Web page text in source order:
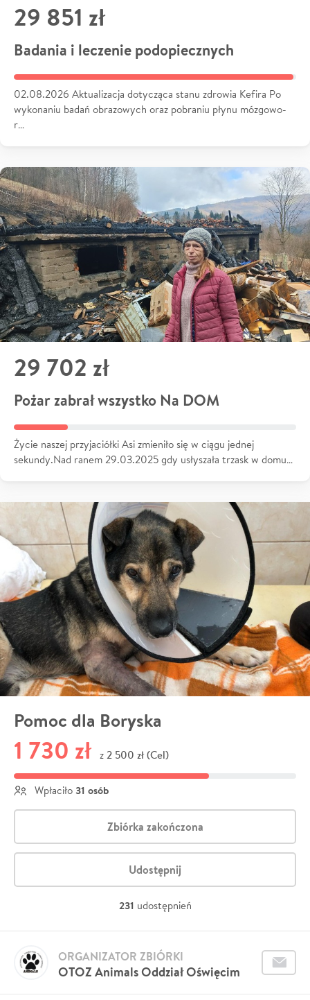
29 851 zł
Badania i leczenie podopiecznych
02.08.2026 Aktualizacja dotycząca stanu zdrowia Kefira Po
wykonaniu badań obrazowych oraz pobraniu płynu mózgowo-
r…
29 702 zł
Pożar zabrał wszystko Na DOM
Życie naszej przyjaciółki Asi zmieniło się w ciągu jednej
sekundy.Nad ranem 29.03.2025 gdy usłyszała trzask w domu…
Pomoc dla Boryska
1 730 zł z 2 500 zł (Cel)
Wpłaciło 31 osób
Zbiórka zakończona
Udostępnij
231 udostępnień
OTOZ Animals Oddział Oświęcim
ORGANIZATOR ZBIÓRKI